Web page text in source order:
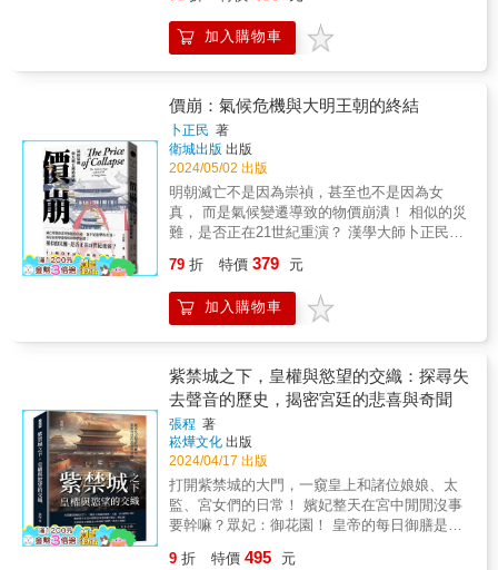
而建立起一支忠誠而強大的軍隊。這一過程
中，朱元璋不僅展現了其軍事上的才華，更在
政治上顯現了過人的智慧與手腕。 & ▎九字定
著朱元璋對權力的掌控與對國家的統一。朱元
璋透過一系列軍事征戰與政治鬥爭，最終推翻
元朝，建立起自己的帝國。這一過程充滿了艱
辛與挑戰，但也充分展現了朱元璋的領導才能
與對國家命運的影響。 & ▎文學價值：歷史與
小說的結合& 作者巧妙地將歷史事實與小說筆
法相結合，不僅還原了歷史的真實性，也增加
節曲折緊湊，讓讀者在享受閱讀的同時，也能
對歷史有更深入的理解。 & 本書特色 & 本書為
飄雪樓主所著《朱元璋》第一卷，是一部客觀
講史與趣味爆料相結合的傳記。從少年時期的
講述了朱元璋在元朝末年動亂中崛起的過程。
天災人禍、政治鬥爭、軍事戰略、人生哲理
&hellip;&hellip;作者以生動筆觸再現那段風起雲
湧的歷史，闡述朱元璋如何在亂世中憑藉卓越
領導才能奠定明朝基業。 &
家比較中西近代化，又認為明朝「閉關自
守」，發展停滯，是近世中國衰落和中西消長
明太祖的評價，不再停留在殘暴專制，轉而注
重其開國宏規，短期內使人民安居田里。討論
明代歷史地位，不再說明代閉關鎖國、重農輕
商，轉而突顯明代中期以後，經濟、社會、文
化多元發展，社會經濟形態轉型，手工業與市
場經濟蓬勃，對外貿易空前擴展，經濟規模為
當代之巔峰，而且為世界市場的中心，並不落
後於正在興起的西歐。社會多元發展，階層間
流動率高，為近代以前世界之最。陽明思想興
學及小說、戲曲，重塑儒家思想文化，普及民
間。城市繁榮，言論開放，批評時事戲曲小說
盛行，市民運動蜂起，敢於挑戰朝廷惡政。晚
人所嚮往。本書由六位學者共同執筆，綜觀百
年來正反各異的各類評價，結合最新研究成
果，描繪出明代兩百多年盛衰起落的基調與變
奏、危機挑戰與克難奮發；呈現明代多元發展
及轉型，「大明終始」，生生不息地再造華夏
文明的歷程。▍【聯經中國史】簡介 聯經出
版公司五十週年鉅獻 戰後臺灣中國歷史研究
的總整理 亞洲視野，國際視角，全新解讀
臺灣的歷史學者們在中國歷史和文化的研究領
加入購物車
價崩：氣候危機與大明王朝的終結
卜正民 著
衛城出版 出版
2024/05/02 出版
明朝滅亡不是因為崇禎，甚至也不是因為女
真， 而是氣候變遷導致的物價崩潰！ 相似的災
難，是否正在21世紀重演？ 漢學大師卜正民，
史、經濟與環境領域，大膽挑戰國家興衰的傳
統解釋 & 1644年，明帝國在歷經近三百年的穩
定與繁榮後滅亡了。後世許多歷史學家將明朝
與社會民生的紮實研究，本書對中國歷史提出
了一項全新觀點，探討全球氣候變遷如何導致
明朝終結。 & 十七世紀中期見證了小冰河期最
致命階段，氣溫與雨量驟降，全球經濟陷入崩
潰。著名漢學家卜正民根據糧食價格的歷史資
料，細緻描繪出大明王朝最後的輝煌與動盪。
他探討全球貿易網路逐漸增加的中國白銀進口
量，如何影響了明代物價與明帝國的政策，也
刻劃了平民老百姓在糧食短缺與饑荒中掙扎的
日常生活。直到1640年代初，明朝政府才發現
79 折 特價 379 元
加入購物車
紫禁城之下，皇權與慾望的交織：探尋失
去聲音的歷史，揭密宮廷的悲喜與奇聞
張程 著
崧燁文化 出版
2024/04/17 出版
打開紫禁城的大門，一窺皇上和諸位娘娘、太
監、宮女們的日常！ 嬪妃整天在宮中閒閒沒事
要幹嘛？眾妃：御花園！ 皇帝的每日御膳是山
國家機關&times;藝術瑰寶&times;天下之珍 綠
9 折 特價 495 元